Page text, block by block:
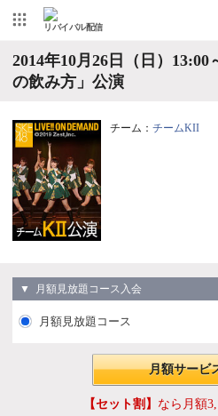
リバイバル配信
2014年10月26日（日）
の飲み方」公演
チーム： チームKII
▼ 月額見放題コース入会
月額見放題コース
月額サービ
【セット割】 なら月額